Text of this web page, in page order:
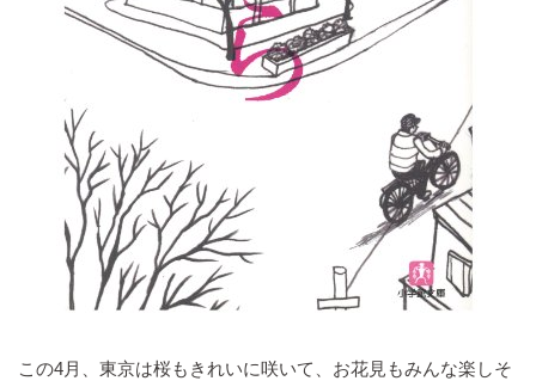
この4月、東京は桜もきれいに咲いて、お花見もみんな楽しそ